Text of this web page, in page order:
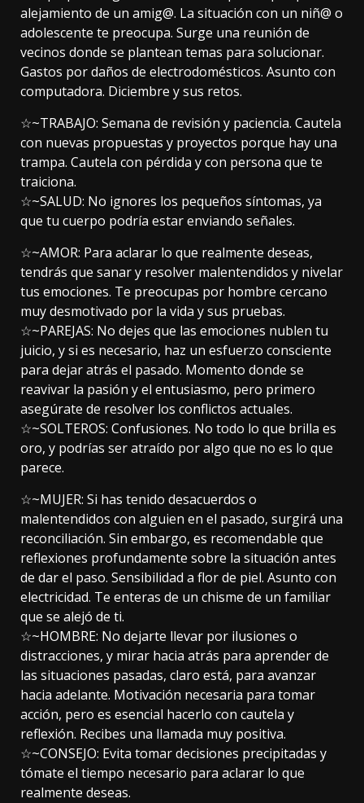
alejamiento de un amig@. La situación con un niñ@ o
adolescente te preocupa. Surge una reunión de
vecinos donde se plantean temas para solucionar.
Gastos por daños de electrodomésticos. Asunto con
computadora. Diciembre y sus retos.
☆~TRABAJO: Semana de revisión y paciencia. Cautela
con nuevas propuestas y proyectos porque hay una
trampa. Cautela con pérdida y con persona que te
traiciona.
☆~SALUD: No ignores los pequeños síntomas, ya
que tu cuerpo podría estar enviando señales.
☆~AMOR: Para aclarar lo que realmente deseas,
tendrás que sanar y resolver malentendidos y nivelar
tus emociones. Te preocupas por hombre cercano
muy desmotivado por la vida y sus pruebas.
☆~PAREJAS: No dejes que las emociones nublen tu
juicio, y si es necesario, haz un esfuerzo consciente
para dejar atrás el pasado. Momento donde se
reavivar la pasión y el entusiasmo, pero primero
asegúrate de resolver los conflictos actuales.
☆~SOLTEROS: Confusiones. No todo lo que brilla es
oro, y podrías ser atraído por algo que no es lo que
parece.
☆~MUJER: Si has tenido desacuerdos o
malentendidos con alguien en el pasado, surgirá una
reconciliación. Sin embargo, es recomendable que
reflexiones profundamente sobre la situación antes
de dar el paso. Sensibilidad a flor de piel. Asunto con
electricidad. Te enteras de un chisme de un familiar
que se alejó de ti.
☆~HOMBRE: No dejarte llevar por ilusiones o
distracciones, y mirar hacia atrás para aprender de
las situaciones pasadas, claro está, para avanzar
hacia adelante. Motivación necesaria para tomar
acción, pero es esencial hacerlo con cautela y
reflexión. Recibes una llamada muy positiva.
☆~CONSEJO: Evita tomar decisiones precipitadas y
tómate el tiempo necesario para aclarar lo que
realmente deseas.